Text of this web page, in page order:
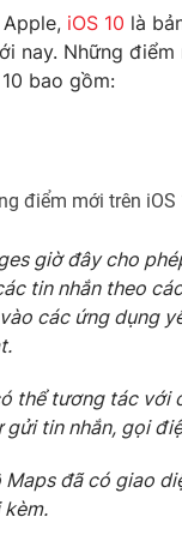
lai
Podcast
iOS 10 là
nay. Những điểm
bao gồm:
điểm mới trên iOS
giờ đây cho
tin nhắn theo
các ứng dụng
thể tương tác với
gửi tin nhắn, gọi
đã có giao